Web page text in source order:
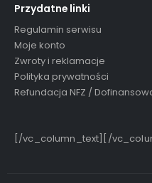
Przydatne linki
Regulamin serwisu
Moje konto
Zwroty i reklamacje
Polityka prywatności
Refundacja NFZ /
[/vc_column_text][/